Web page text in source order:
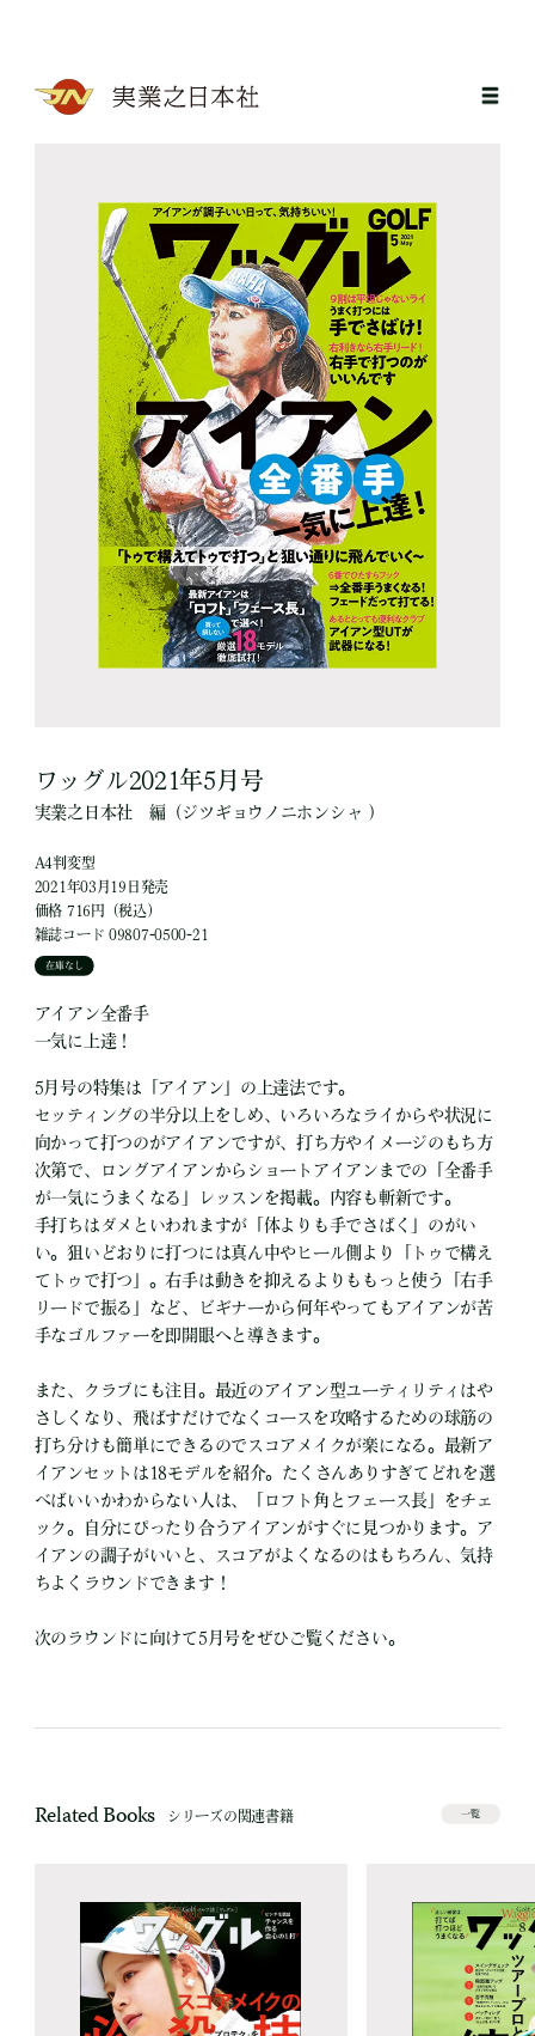
ワッグル2021年5月号
実業之日本社 編（ジツギョウノニホンシャ ）
A4判変型
2021年03月19日発売
価格 716円（税込）
雑誌コード 09807-0500-21
在庫なし
アイアン全番手
一気に上達！
5月号の特集は「アイアン」の上達法です。
セッティングの半分以上をしめ、いろいろなライからや状況に
向かって打つのがアイアンですが、打ち方やイメージのもち方
次第で、ロングアイアンからショートアイアンまでの「全番手
が一気にうまくなる」レッスンを掲載。内容も斬新です。
手打ちはダメといわれますが「体よりも手でさばく」のがい
い。狙いどおりに打つには真ん中やヒール側より「トゥで構え
てトゥで打つ」。右手は動きを抑えるよりももっと使う「右手
リードで振る」など、ビギナーから何年やってもアイアンが苦
手なゴルファーを即開眼へと導きます。
また、クラブにも注目。最近のアイアン型ユーティリティはや
さしくなり、飛ばすだけでなくコースを攻略するための球筋の
打ち分けも簡単にできるのでスコアメイクが楽になる。最新ア
イアンセットは18モデルを紹介。たくさんありすぎてどれを選
べばいいかわからない人は、「ロフト角とフェース長」をチェ
ック。自分にぴったり合うアイアンがすぐに見つかります。ア
イアンの調子がいいと、スコアがよくなるのはもちろん、気持
ちよくラウンドできます！
次のラウンドに向けて5月号をぜひご覧ください。
Related Books シリーズの関連書籍 一覧